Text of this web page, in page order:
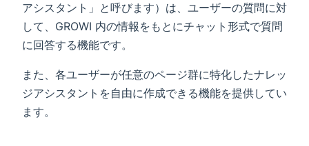
アシスタント」と呼びます）は、ユーザーの質問に対
して、GROWI 内の情報をもとにチャット形式で質問
に回答する機能です。
また、各ユーザーが任意のページ群に特化したナレッ
ジアシスタントを自由に作成できる機能を提供してい
ます。